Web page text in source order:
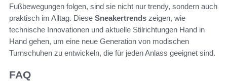
Fußbewegungen folgen, sind sie nicht nur trendy, sondern auch
praktisch im Alltag. Diese Sneakertrends zeigen, wie
technische Innovationen und aktuelle Stilrichtungen Hand in
Hand gehen, um eine neue Generation von modischen
Turnschuhen zu entwickeln, die für jeden Anlass geeignet sind.
FAQ